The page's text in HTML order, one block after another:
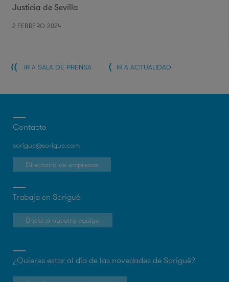
Justicia de Sevilla
2 FEBRERO 2024
IR A SALA DE PRENSA IR A ACTUALIDAD
Contacto
sorigue@sorigue.com
Directorio de empresas
Trabaja en Sorigué
Únete a nuestro equipo
¿Quieres estar al día de las novedades de Sorigué?